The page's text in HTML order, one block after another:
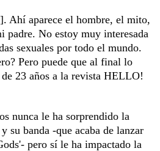
Ahí aparece el hombre, el mito,
padre. No estoy muy interesada
sexuales por todo el mundo.
Pero puede que al final lo
23 años a la revista HELLO!
nunca le ha sorprendido la
su banda -que acaba de lanzar
pero sí le ha impactado la